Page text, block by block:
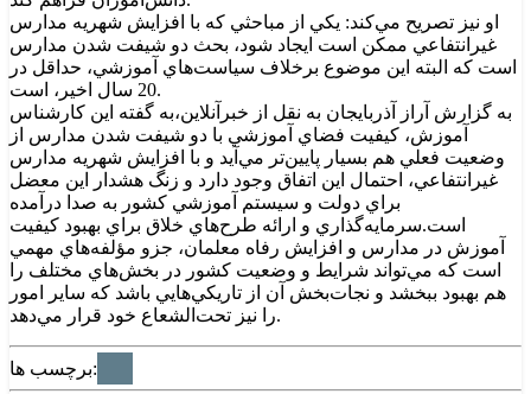
او نيز تصريح مي‌کند: يکي از مباحثي که با افزايش شهريه مدارس
غيرانتفاعي ممکن است ايجاد شود، بحث دو شيفت شدن مدارس
است که البته اين موضوع برخلاف سياست‌هاي آموزشي، حداقل در
20 سال اخير، است.
به گزارش آراز آذربايجان به نقل از خبرآنلاين،به گفته اين کارشناس
آموزش، کيفيت فضاي آموزشي با دو شيفت شدن مدارس از
وضعيت فعلي هم بسيار پايين‌تر مي‌آيد و با افزايش شهريه مدارس
غيرانتفاعي، احتمال اين اتفاق وجود دارد و زنگ هشدار اين معضل
براي دولت و سيستم آموزشي کشور به صدا درآمده
است.سرمايه‌گذاري و ارائه طرح‌هاي خلاق براي بهبود کيفيت
آموزش در مدارس و افزايش رفاه معلمان، جزو مؤلفه‌هاي مهمي
است که مي‌تواند شرايط و وضعيت کشور در بخش‌هاي مختلف را
هم بهبود ببخشد و نجات‌بخش آن از تاريکي‌هايي باشد که ساير امور
را نيز تحت‌الشعاع خود قرار مي‌دهد.
برچسب ها: